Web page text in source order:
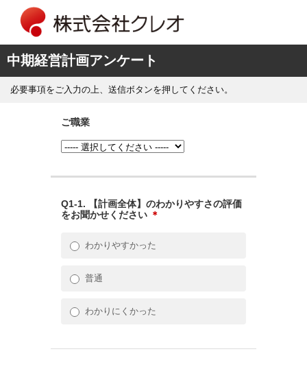
中期経営計画アンケート
必要事項をご入力の上、送信ボタンを押してください。
ご職業
Q1-1. 【計画全体】のわかりやすさの評価
をお聞かせください ＊
わかりやすかった
普通
わかりにくかった